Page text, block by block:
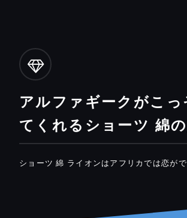
アルファギークがこっ
てくれるショーツ 綿
ショーツ 綿 ライオンはアフリカでは恋がで